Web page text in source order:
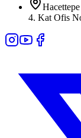
4. Kat Ofis